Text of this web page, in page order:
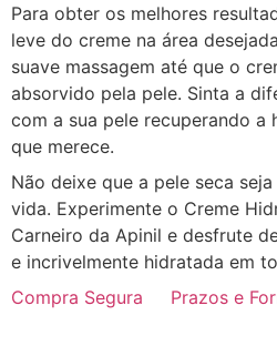
Para obter os melhores
leve do creme na área
suave massagem até que o
absorvido pela pele. Sinta a
com a sua pele recuperando a
que merece.
Não deixe que a pele seca
vida. Experimente o Creme
Carneiro da Apinil e desfrute
e incrivelmente hidratada em
Compra Segura
Prazos e